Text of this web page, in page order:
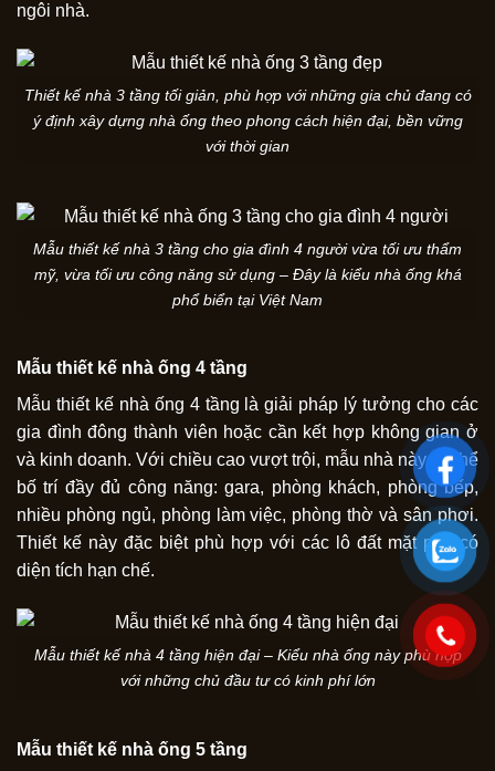
ngôi nhà.
Thiết kế nhà 3 tầng tối giản, phù hợp với những gia chủ đang có
ý định xây dựng nhà ống theo phong cách hiện đại, bền vững
với thời gian
Mẫu thiết kế nhà 3 tầng cho gia đình 4 người vừa tối ưu thẩm
mỹ, vừa tối ưu công năng sử dụng – Đây là kiểu nhà ống khá
phổ biển tại Việt Nam
Mẫu thiết kế nhà ống 4 tầng
Mẫu thiết kế nhà ống 4 tầng là giải pháp lý tưởng cho các
gia đình đông thành viên hoặc cần kết hợp không gian ở
và kinh doanh. Với chiều cao vượt trội, mẫu nhà này có thể
bố trí đầy đủ công năng: gara, phòng khách, phòng bếp,
nhiều phòng ngủ, phòng làm việc, phòng thờ và sân phơi.
Thiết kế này đặc biệt phù hợp với các lô đất mặt phố có
diện tích hạn chế.
Mẫu thiết kế nhà 4 tầng hiện đại – Kiểu nhà ống này phù hợp
với những chủ đầu tư có kinh phí lớn
Mẫu thiết kế nhà ống 5 tầng